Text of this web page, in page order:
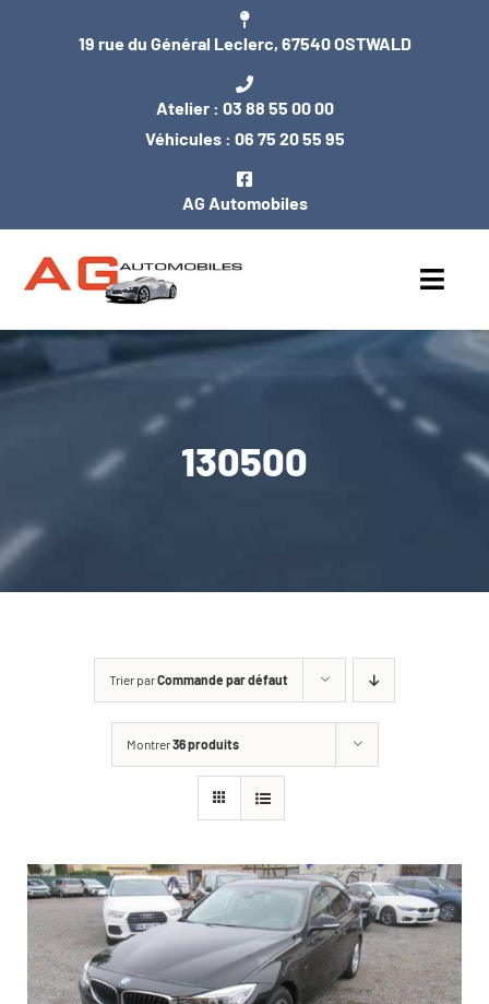
19 rue du Général Leclerc, 67540 OSTWALD
Atelier : 03 88 55 00 00
Véhicules : 06 75 20 55 95
AG Automobiles
ACCUEIL
ENTRETIEN / MÉCANIQUE
CARROSSERIE / VITRAGE
130500
Trier parCommande par défaut
Montrer36 produits